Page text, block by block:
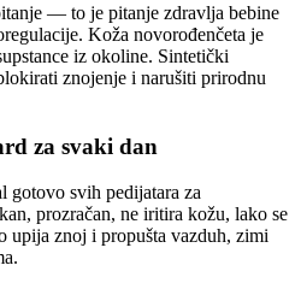
— to je pitanje zdravlja bebine
Koža novorođenčeta je
iz okoline. Sintetički
znojenje i narušiti prirodnu
za svaki dan
gotovo svih pedijatara za
prozračan, ne iritira kožu, lako se
upija znoj i propušta vazduh, zimi